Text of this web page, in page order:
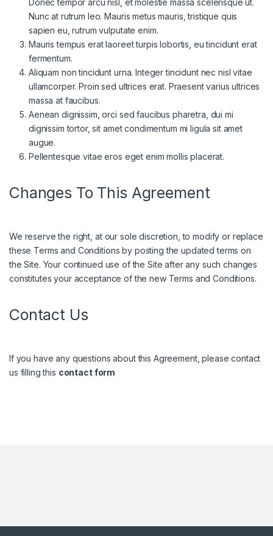
Donec tempor arcu nisl, et molestie massa scelerisque ut.
Nunc at rutrum leo. Mauris metus mauris, tristique quis
sapien eu, rutrum vulputate enim.
Mauris tempus erat laoreet turpis lobortis, eu tincidunt erat
fermentum.
Aliquam non tincidunt urna. Integer tincidunt nec nisl vitae
ullamcorper. Proin sed ultrices erat. Praesent varius ultrices
massa at faucibus.
Aenean dignissim, orci sed faucibus pharetra, dui mi
dignissim tortor, sit amet condimentum mi ligula sit amet
augue.
Pellentesque vitae eros eget enim mollis placerat.
Changes To This Agreement
We reserve the right, at our sole discretion, to modify or replace
these Terms and Conditions by posting the updated terms on
the Site. Your continued use of the Site after any such changes
constitutes your acceptance of the new Terms and Conditions.
Contact Us
If you have any questions about this Agreement, please contact
us filling this contact form